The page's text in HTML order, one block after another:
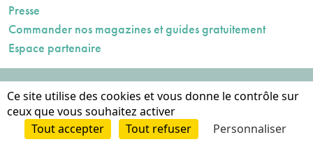
Presse
Commander nos magazines et guides gratuitement
Espace partenaire
Mentions légales
Données personnelles
Cookies
Ce site utilise des cookies et vous donne le contrôle sur
ceux que vous souhaitez activer
Tout accepter
Tout refuser
Personnaliser